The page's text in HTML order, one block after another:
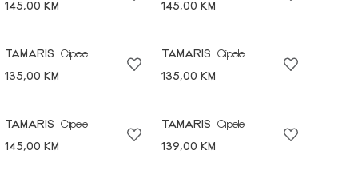
145,00 KM
145,00 KM
TAMARIS
Cipele
135,00 KM
TAMARIS
Cipele
135,00 KM
TAMARIS
Cipele
145,00 KM
TAMARIS
Cipele
139,00 KM